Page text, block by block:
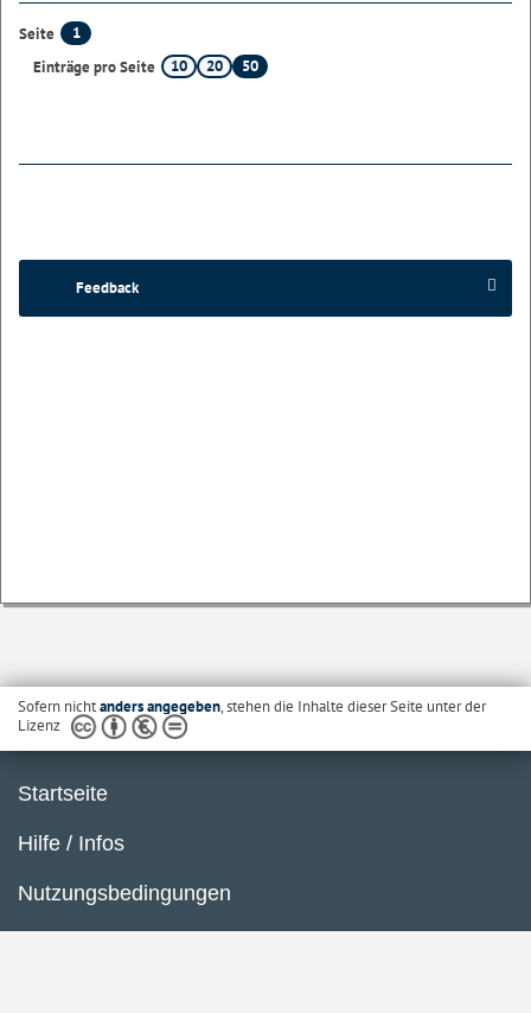
Seite
1
Einträge pro Seite
10 20 50
Feedback
Sofern nichtanders angegeben, stehen die Inhalte dieser Seite unter der
Lizenz
Startseite
Hilfe / Infos
Nutzungsbedingungen